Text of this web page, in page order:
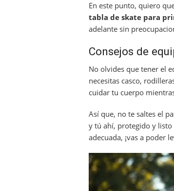
En este punto, quiero
tabla de skate para
adelante sin
Consejos de
No olvides que tener el
necesitas casco,
cuidar tu cuerpo
Así que, no te saltes el
y tú ahí, protegido y listo
adecuada, ¡vas a poder